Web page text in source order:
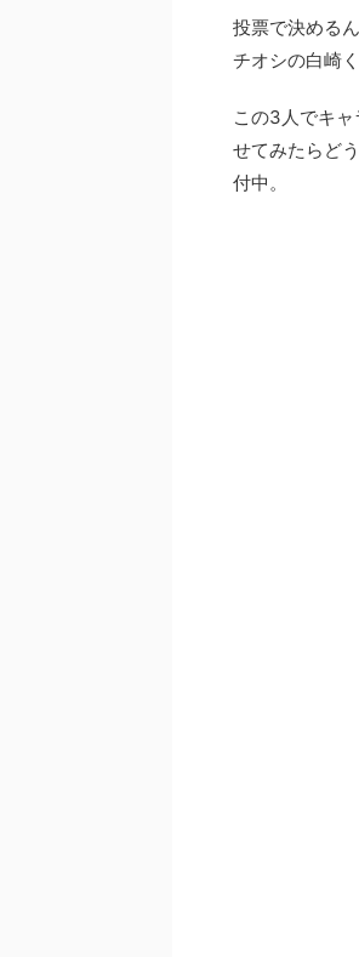
投票で決める
チオシの白崎
この3人でキ
せてみたらど
付中。